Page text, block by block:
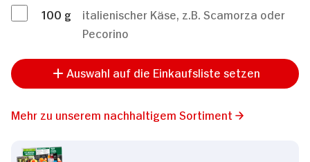
100 g
italienischer Käse, z.B. Scamorza oder
Pecorino
Auswahl auf die Einkaufsliste setzen
Mehr zu unserem nachhaltigem Sortiment